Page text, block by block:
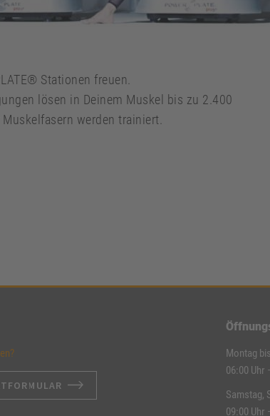
Stationen freuen.
lösen in Deinem Muskel bis zu 2.400
werden trainiert.
Montag
06:00 Uhr
Samstag,
09:00 Uhr